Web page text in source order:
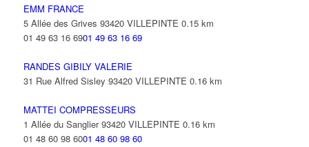
EMM FRANCE
5 Allée des Grives 93420 VILLEPINTE 0.15 km
01 49 63 16 6901 49 63 16 69
RANDES GIBILY VALERIE
31 Rue Alfred Sisley 93420 VILLEPINTE 0.16 km
MATTEI COMPRESSEURS
1 Allée du Sanglier 93420 VILLEPINTE 0.16 km
01 48 60 98 6001 48 60 98 60